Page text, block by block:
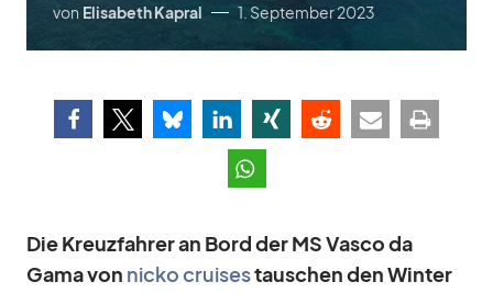
von Elisabeth Kapral 1. September 2023
Die Kreuz­fah­rer an Bord der MS Vasco da
Gama von nicko crui­sestau­schen den Win­ter